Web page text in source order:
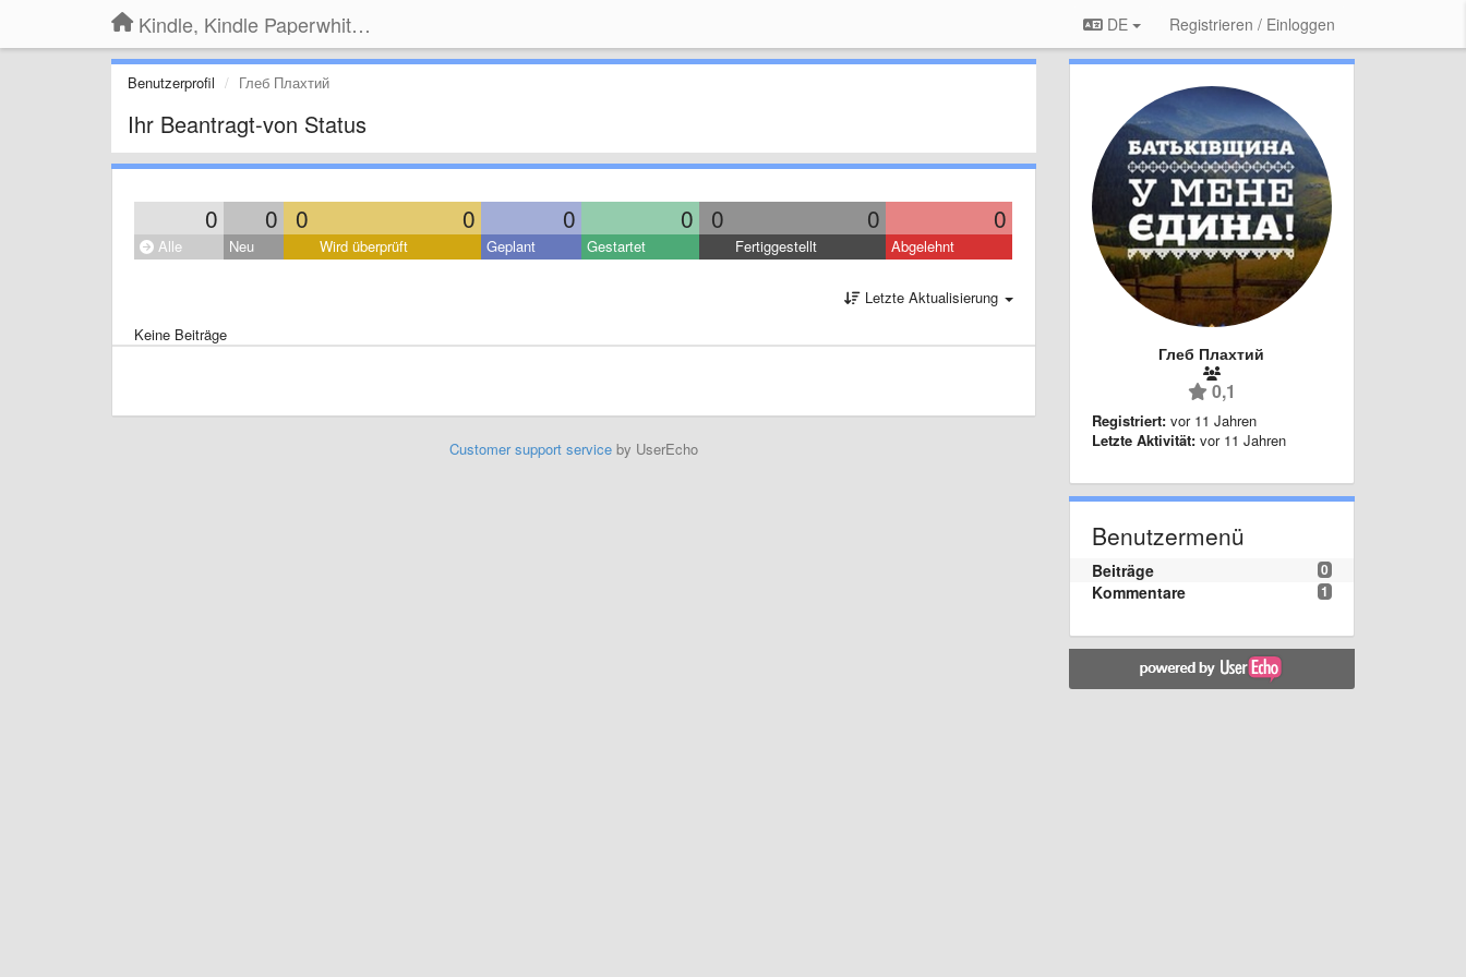
Kindle, Kindle Paperwhite, Kindle Voyage DE Registrieren / Einloggen
Benutzerprofil Глеб Плахтий
Ihr Beantragt-von Status
0 0 0 0 0 0 0 0 0
Alle Neu Wird überprüft Geplant Gestartet Fertiggestellt Abgelehnt
Letzte Aktualisierung
Keine Beiträge
Customer support serviceby UserEcho
Глеб Плахтий
0,1
Registriert: vor 11 Jahren
Letzte Aktivität: vor 11 Jahren
Benutzermenü
0
Beiträge
1
Kommentare